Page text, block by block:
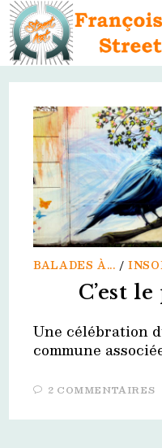
Skip
content
BALADES À... /
C’est
Une célébration
commune
2 COMMENTAIRES